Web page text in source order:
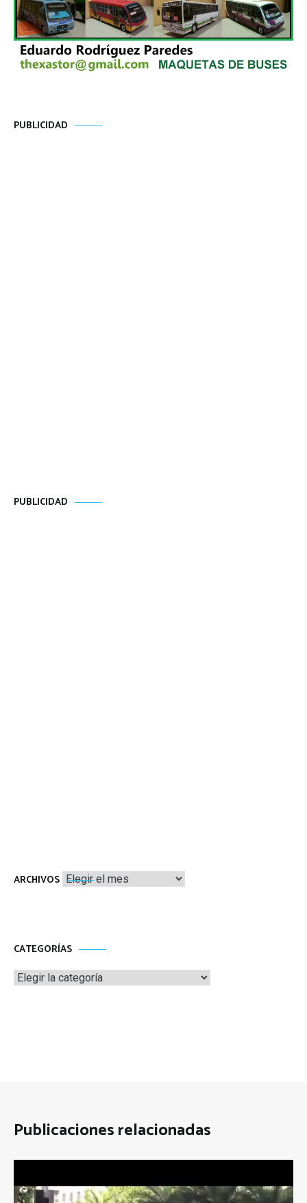
PUBLICIDAD
PUBLICIDAD
ARCHIVOS Archivos
CATEGORÍAS
Categorías
Publicaciones relacionadas